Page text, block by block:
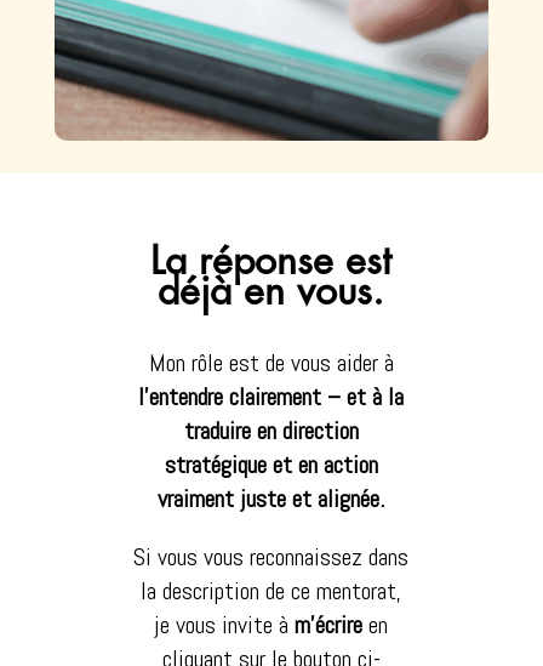
La réponse est
déjà en vous.
Mon rôle est de vous aider à
l’entendre clairement – et à la
traduire en direction
stratégique et en action
vraiment juste et alignée.
Si vous vous reconnaissez dans
la description de ce mentorat,
je vous invite àm’écrireen
cliquant sur le bouton ci-